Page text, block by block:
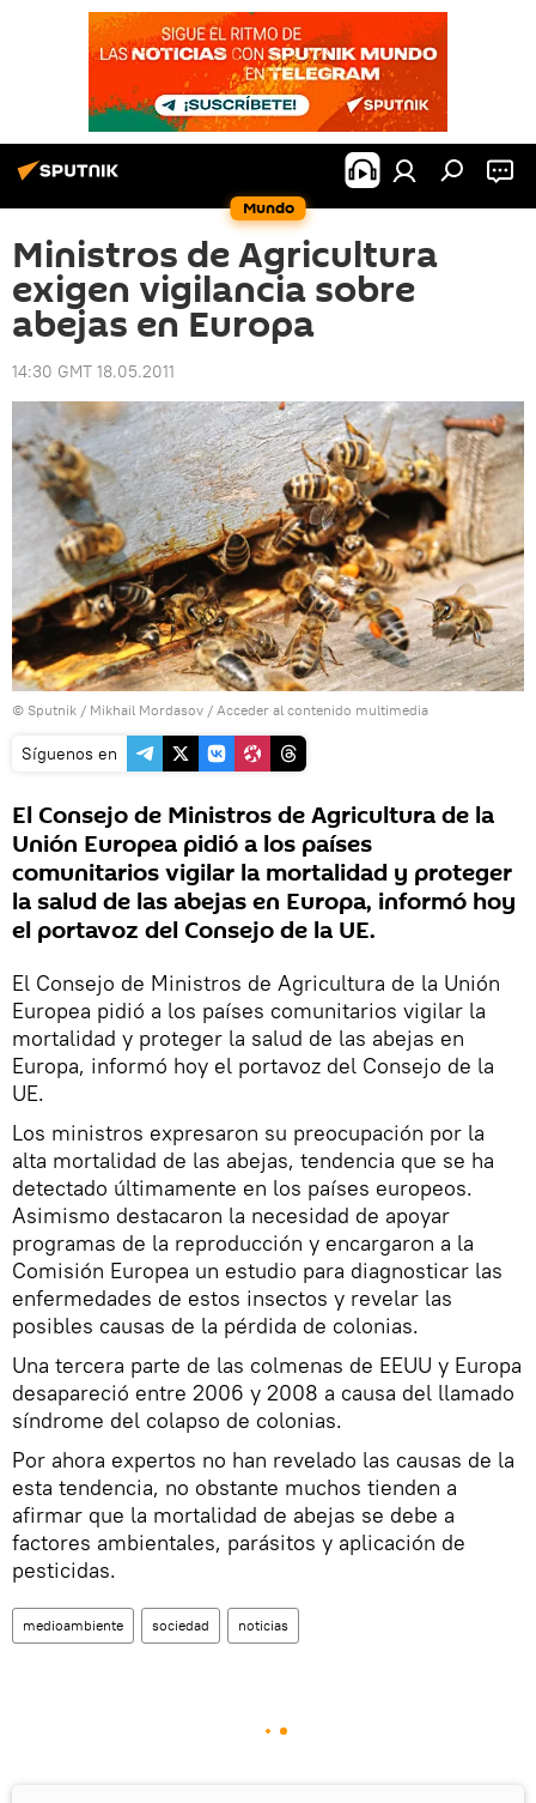
Mundo
Ministros de Agricultura
exigen vigilancia sobre
abejas en Europa
14:30 GMT 18.05.2011
© Sputnik / Mikhail Mordasov / Acceder al contenido multimedia
Síguenos en
El Consejo de Ministros de Agricultura de la
Unión Europea pidió a los países
comunitarios vigilar la mortalidad y proteger
la salud de las abejas en Europa, informó hoy
el portavoz del Consejo de la UE.
El Consejo de Ministros de Agricultura de la Unión
Europea pidió a los países comunitarios vigilar la
mortalidad y proteger la salud de las abejas en
Europa, informó hoy el portavoz del Consejo de la
UE.
Los ministros expresaron su preocupación por la
alta mortalidad de las abejas, tendencia que se ha
detectado últimamente en los países europeos.
Asimismo destacaron la necesidad de apoyar
programas de la reproducción y encargaron a la
Comisión Europea un estudio para diagnosticar las
enfermedades de estos insectos y revelar las
posibles causas de la pérdida de colonias.
Una tercera parte de las colmenas de EEUU y Europa
desapareció entre 2006 y 2008 a causa del llamado
síndrome del colapso de colonias.
Por ahora expertos no han revelado las causas de la
esta tendencia, no obstante muchos tienden a
afirmar que la mortalidad de abejas se debe a
factores ambientales, parásitos y aplicación de
pesticidas.
medioambiente sociedad noticias